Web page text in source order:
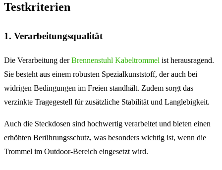
Testkriterien
1. Verarbeitungsqualität
Die Verarbeitung derBrennenstuhl Kabeltrommel ist herausragend.
Sie besteht aus einem robusten Spezialkunststoff, der auch bei
widrigen Bedingungen im Freien standhält. Zudem sorgt das
verzinkte Tragegestell für zusätzliche Stabilität und Langlebigkeit.
Auch die Steckdosen sind hochwertig verarbeitet und bieten einen
erhöhten Berührungsschutz, was besonders wichtig ist, wenn die
Trommel im Outdoor-Bereich eingesetzt wird.